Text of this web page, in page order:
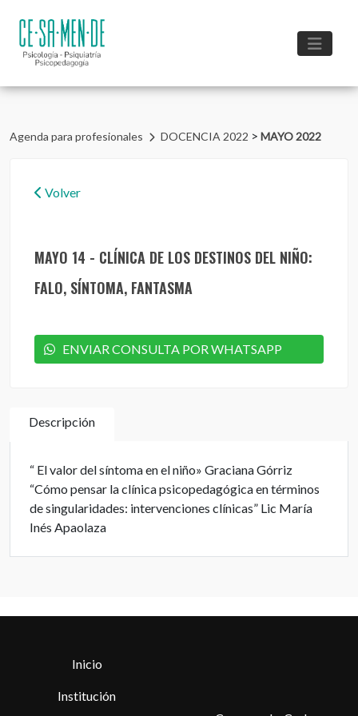
Agenda para profesionales DOCENCIA 2022 > MAYO 2022
Volver
MAYO 14 - CLÍNICA DE LOS DESTINOS DEL NIÑO:
FALO, SÍNTOMA, FANTASMA
ENVIAR CONSULTA POR WHATSAPP
Descripción
“ El valor del síntoma en el niño» Graciana Górriz
“Cómo pensar la clínica psicopedagógica en términos
de singularidades: intervenciones clínicas” Lic María
Inés Apaolaza
Inicio
Institución